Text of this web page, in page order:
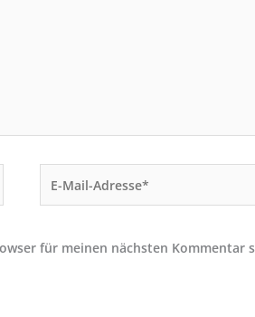
Mail-
für meinen nächsten Kommentar